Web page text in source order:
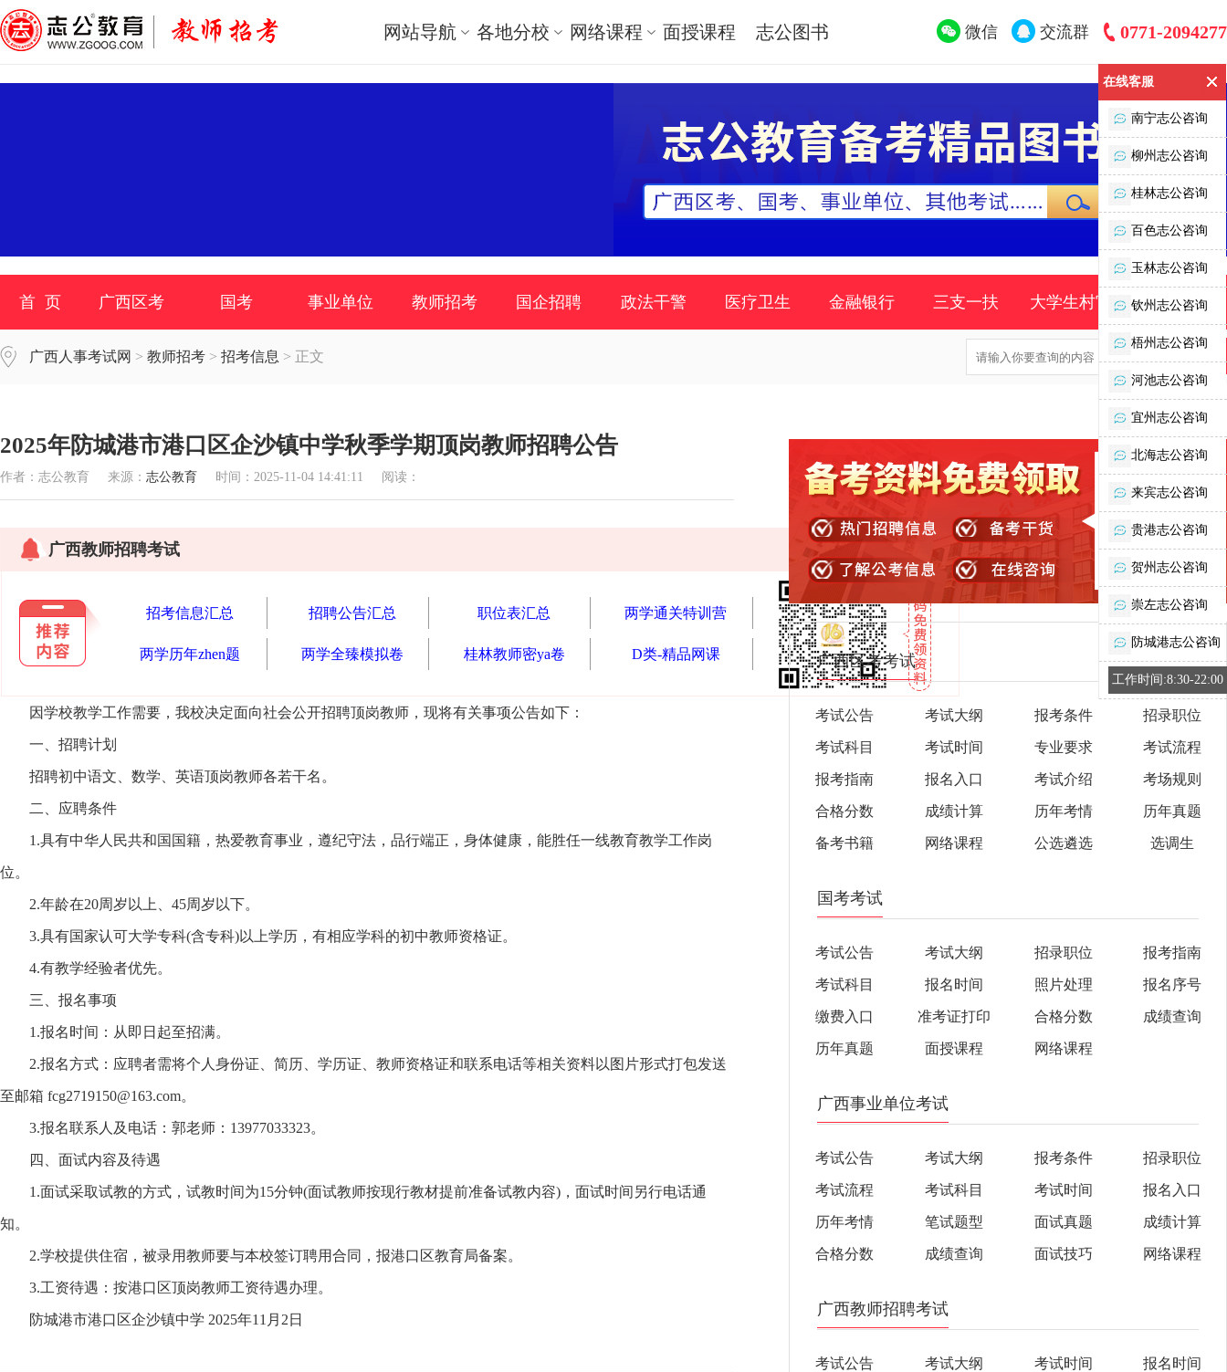
网站导航 各地分校 网络课程 面授课程 志公图书 微信 交流群 0771-2094277
首 页 广西区考 国考 事业单位 教师招考 国企招聘 政法干警 医疗卫生 金融银行 三支一扶 大学生村官 时事政策
广西人事考试网 > 教师招考 > 招考信息 > 正文
2025年防城港市港口区企沙镇中学秋季学期顶岗教师招聘公告
作者：志公教育 来源： 志公教育 时间：2025-11-04 14:41:11 阅读：
广西教师招聘考试
招考信息汇总 招聘公告汇总 职位表汇总 两学通关特训营
两学历年zhen题 两学全臻模拟卷 桂林教师密ya卷 D类-精品网课
因学校教学工作需要，我校决定面向社会公开招聘顶岗教师，现将有关事项公告如下：
一、招聘计划
招聘初中语文、数学、英语顶岗教师各若干名。
二、应聘条件
1.具有中华人民共和国国籍，热爱教育事业，遵纪守法，品行端正，身体健康，能胜任一线教育教学工作岗
位。
2.年龄在20周岁以上、45周岁以下。
3.具有国家认可大学专科(含专科)以上学历，有相应学科的初中教师资格证。
4.有教学经验者优先。
三、报名事项
1.报名时间：从即日起至招满。
2.报名方式：应聘者需将个人身份证、简历、学历证、教师资格证和联系电话等相关资料以图片形式打包发送
至邮箱 fcg2719150@163.com。
3.报名联系人及电话：郭老师：13977033323。
四、面试内容及待遇
1.面试采取试教的方式，试教时间为15分钟(面试教师按现行教材提前准备试教内容)，面试时间另行电话通
知。
2.学校提供住宿，被录用教师要与本校签订聘用合同，报港口区教育局备案。
3.工资待遇：按港口区顶岗教师工资待遇办理。
防城港市港口区企沙镇中学 2025年11月2日
广西区考考试
考试公告 考试大纲 报考条件 招录职位
考试科目 考试时间 专业要求 考试流程
报考指南 报名入口 考试介绍 考场规则
合格分数 成绩计算 历年考情 历年真题
备考书籍 网络课程 公选遴选 选调生
国考考试
考试公告 考试大纲 招录职位 报考指南
考试科目 报名时间 照片处理 报名序号
缴费入口 准考证打印 合格分数 成绩查询
历年真题 面授课程 网络课程
广西事业单位考试
考试公告 考试大纲 报考条件 招录职位
考试流程 考试科目 考试时间 报名入口
历年考情 笔试题型 面试真题 成绩计算
合格分数 成绩查询 面试技巧 网络课程
广西教师招聘考试
考试公告 考试大纲 考试时间 报名时间
在线客服
南宁志公咨询
柳州志公咨询
桂林志公咨询
百色志公咨询
玉林志公咨询
钦州志公咨询
梧州志公咨询
河池志公咨询
宜州志公咨询
北海志公咨询
来宾志公咨询
贵港志公咨询
贺州志公咨询
崇左志公咨询
防城港志公咨询
工作时间:8:30-22:00